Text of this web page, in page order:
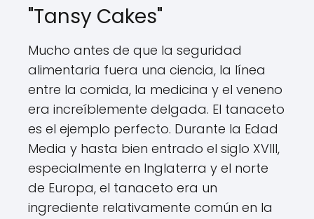
"Tansy Cakes"
Mucho antes de que la seguridad
alimentaria fuera una ciencia, la línea
entre la comida, la medicina y el veneno
era increíblemente delgada. El tanaceto
es el ejemplo perfecto. Durante la Edad
Media y hasta bien entrado el siglo XVIII,
especialmente en Inglaterra y el norte
de Europa, el tanaceto era un
ingrediente relativamente común en la